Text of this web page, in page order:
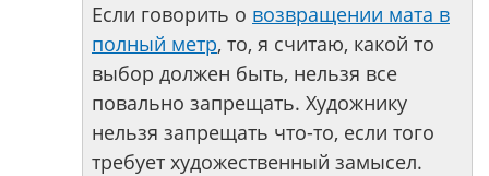
Если говорить о возвращении мата в
полный метр, то, я считаю, какой то
выбор должен быть, нельзя все
повально запрещать. Художнику
нельзя запрещать что-то, если того
требует художественный замысел.